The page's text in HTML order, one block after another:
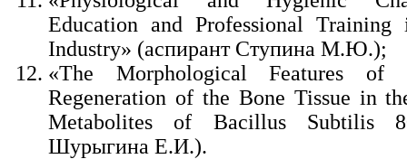
Education and Professional
Industry» (аспирант Ступина М.Ю.);
«The Morphological Features of
Regeneration of the Bone Tissue in
Metabolites of Bacillus Subtilis
Шурыгина Е.И.).